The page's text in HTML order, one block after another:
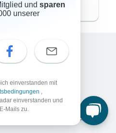
und sparen
unserer
einverstanden mit
,
einverstanden und
Mails zu.